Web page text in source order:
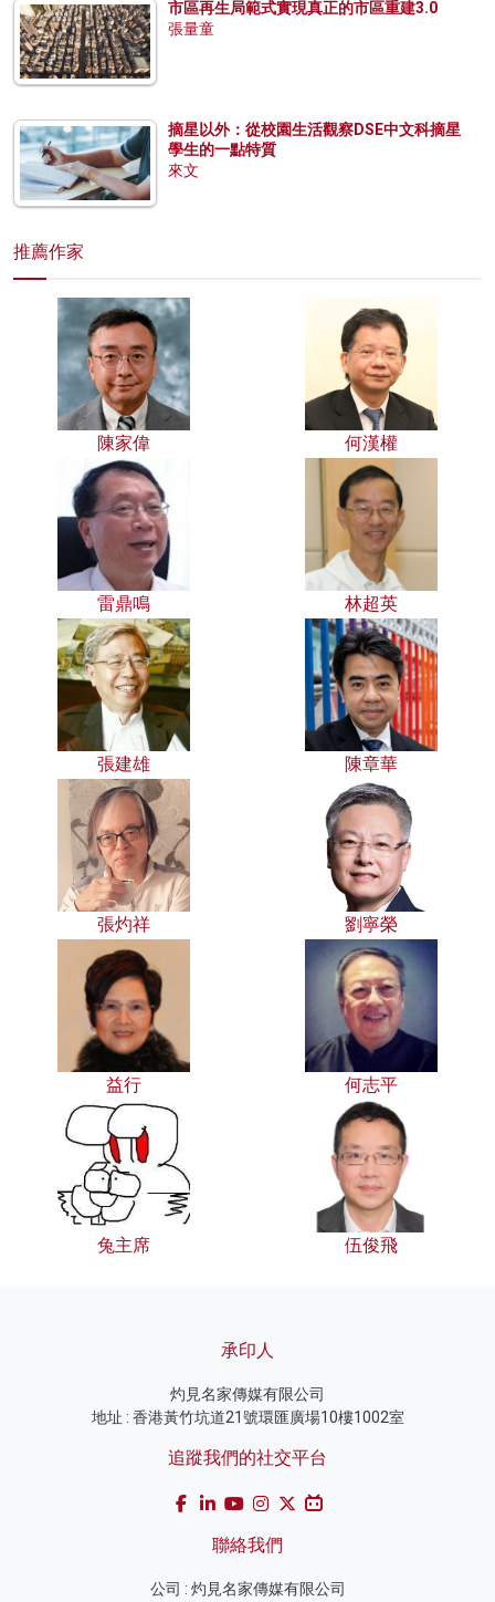
市區再生局範式實現真正的市區重建3.0
張量童
摘星以外：從校園生活觀察DSE中文科摘星
學生的一點特質
來文
推薦作家
陳家偉 何漢權
雷鼎鳴 林超英
張建雄 陳章華
張灼祥 劉寧榮
益行 何志平
兔主席 伍俊飛
承印人
灼見名家傳媒有限公司
地址 : 香港黃竹坑道21號環匯廣場10樓1002室
追蹤我們的社交平台
聯絡我們
公司 : 灼見名家傳媒有限公司